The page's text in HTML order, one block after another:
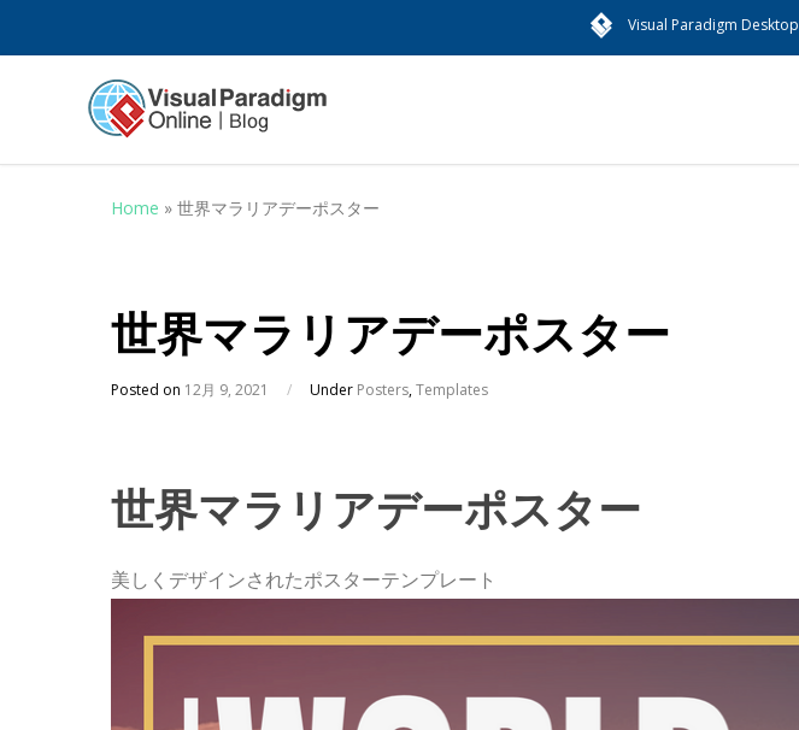
Visual Paradigm Desktop
Home » 世界マラリアデーポスター
世界マラリアデーポスター
Posted on 12月 9, 2021 / Under Posters,Templates
世界マラリアデーポスター
美しくデザインされたポスターテンプレート